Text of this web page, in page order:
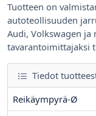
Tuotteen on
autoteollisuuden
Audi, Volkswagen ja
tavarantoimittajaksi
Tiedot
Reikäympyrä-Ø